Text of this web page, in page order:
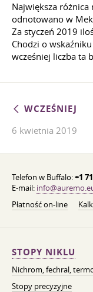
Największa
odnotowano w
Za styczeń 2019
Chodzi o
wcześniej liczba ta
WCZEŚNIEJ
6 kwietnia 2019
Telefon w Buffalo:+1
E-mail:
Płatność on-line
STOPY NIKLU
Nichrom, fechral,
Stopy precyzyjne